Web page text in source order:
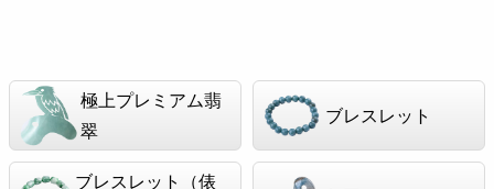
極上プレミアム翡
翠
ブレスレット
ブレスレット（俵